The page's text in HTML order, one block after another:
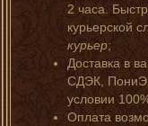
2 часа.
курьерской
курьер;
Доставка в
СДЭК,
условии
Оплата